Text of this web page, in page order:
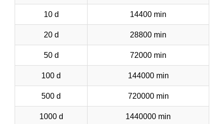
10 d 14400 min
20 d 28800 min
50 d 72000 min
100 d 144000 min
500 d 720000 min
1000 d 1440000 min